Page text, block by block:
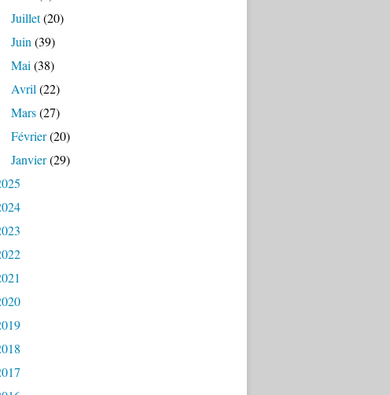
Juillet(20)
Juin (39)
Mai (38)
Avril (22)
Mars(27)
Février(20)
Janvier(29)